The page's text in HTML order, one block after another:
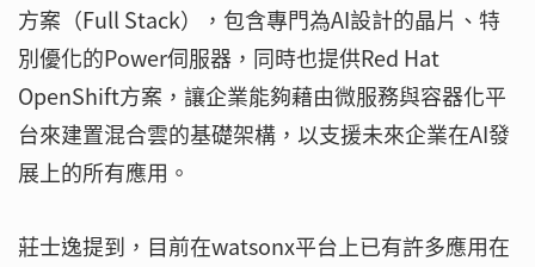
方案（Full Stack），包含專門為AI設計的晶片、特
別優化的Power伺服器，同時也提供Red Hat
OpenShift方案，讓企業能夠藉由微服務與容器化平
台來建置混合雲的基礎架構，以支援未來企業在AI發
展上的所有應用。
莊士逸提到，目前在watsonx平台上已有許多應用在